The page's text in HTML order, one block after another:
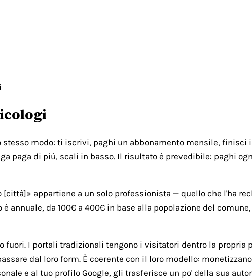
modo: ti iscrivi, paghi un abbonamento mensile, finisci
paga di più, scali in basso. Il risultato è prevedibile: paghi
appartiene a un solo professionista — quello che l'ha
annuale, da 100€ a 400€ in base alla popolazione del
fuori. I portali tradizionali tengono i visitatori dentro la
dal loro form. È coerente con il loro modello:
e al tuo profilo Google, gli trasferisce un po' della sua